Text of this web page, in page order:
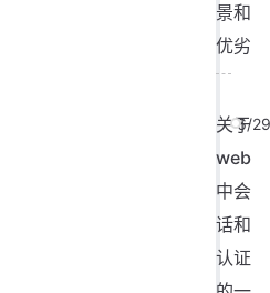
景和
优劣
6/
关于
web
中会
话和
认证